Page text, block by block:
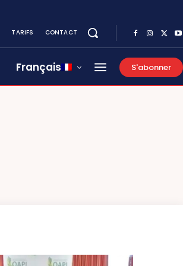
TARIFS CONTACT
Français S'abonner